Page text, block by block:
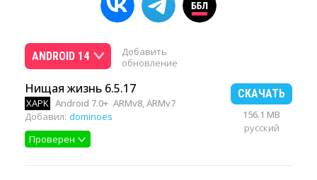
ANDROID 14
Добавить
обновление
Нищая жизнь 6.5.17
XAPK Android 7.0+ ARMv8, ARMv7
Добавил: dominoes
Проверен
СКАЧАТЬ
156.1 MB
русский